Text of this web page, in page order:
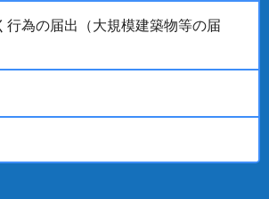
行為の届出（大規模建築物等の届